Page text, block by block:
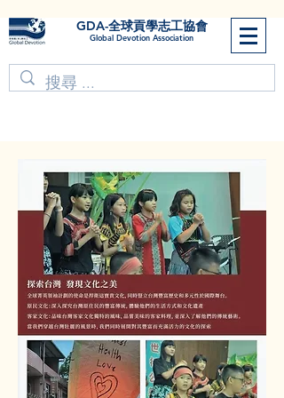
GDA-全球貢學志工協會
Global Devotion Association